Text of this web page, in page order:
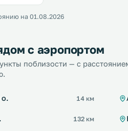
на 01.08.2026
с аэропортом
поблизости — с
о. 14 км
132 км